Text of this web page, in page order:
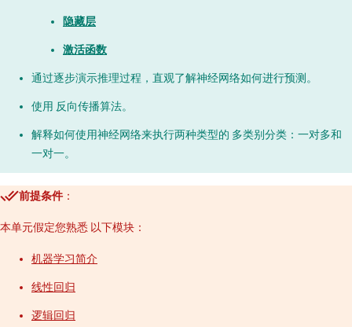
隐藏层
激活函数
通过逐步演示推理过程，直观了解神经网络如何进行预测。
使用 反向传播算法。
解释如何使用神经网络来执行两种类型的 多类别分类：一对多和
一对一。
前提条件 ：
本单元假定您熟悉 以下模块：
机器学习简介
线性回归
逻辑回归